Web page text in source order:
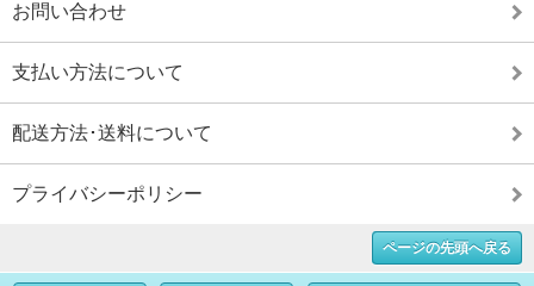
お問い合わせ
支払い方法について
配送方法･送料について
プライバシーポリシー
ページの先頭へ戻る